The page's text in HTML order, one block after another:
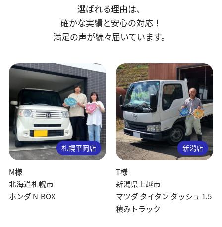
選ばれる理由は、
確かな実績と安心の対応！
満足の声が続々届いています。
札幌平岡店
M様
北海道札幌市
ホンダ N-BOX
新潟店
T様
新潟県上越市
マツダ タイタン ダッシュ 1.5
積みトラック